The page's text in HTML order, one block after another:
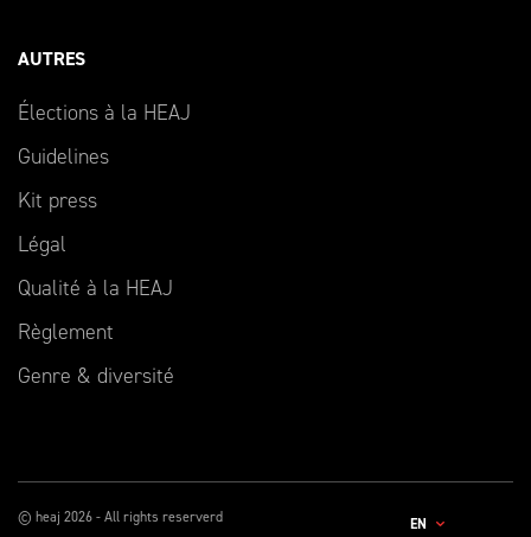
AUTRES
Élections à la HEAJ
Guidelines
Kit press
Légal
Qualité à la HEAJ
Règlement
Genre & diversité
© heaj 2026 - All rights reserverd EN